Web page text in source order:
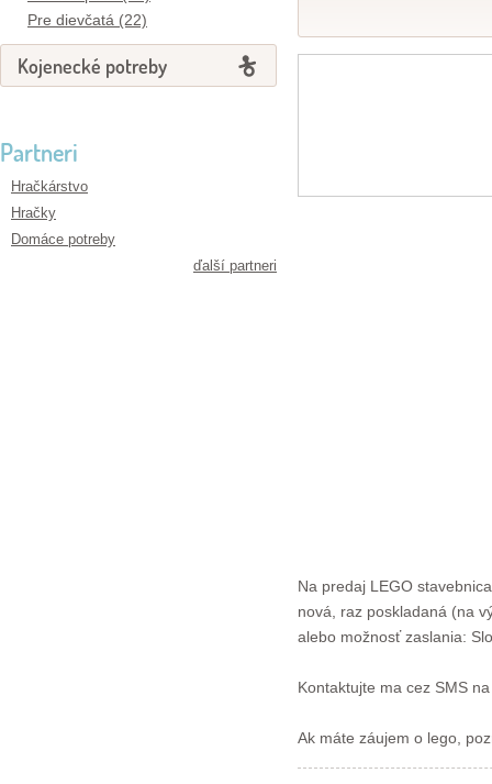
Pre dievčatá (22)
Kojenecké potreby
Partneri
Hračkárstvo
Hračky
Domáce potreby
ďalší partneri
Na predaj LEGO
nová, raz poskladaná (na
alebo možnosť zaslania:
Kontaktujte ma cez SMS
Ak máte záujem o lego,